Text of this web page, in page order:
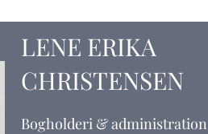
LENE ERIKA
CHRISTENSEN
Bogholderi & administration